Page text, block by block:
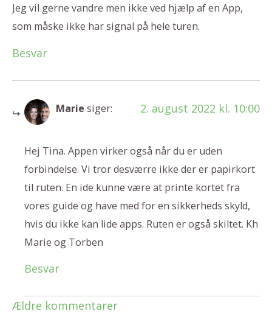
Jeg vil gerne vandre men ikke ved hjælp af en App,
som måske ikke har signal på hele turen.
Besvar
Marie siger: 2. august 2022 kl. 10:00
Hej Tina. Appen virker også når du er uden
forbindelse. Vi tror desværre ikke der er papirkort
til ruten. En ide kunne være at printe kortet fra
vores guide og have med for en sikkerheds skyld,
hvis du ikke kan lide apps. Ruten er også skiltet. Kh
Marie og Torben
Besvar
Ældre kommentarer